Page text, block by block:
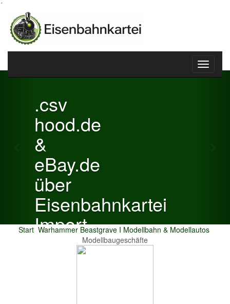
´
Toggle
.csv
hood.de
&
eBay.de
über
Eisenbahnkartei
Import
Verkaufsbetrag an
Previous
Start Warhammer Beastgrave I Modellbahn & Modellautos
Modellbaugeschäfte